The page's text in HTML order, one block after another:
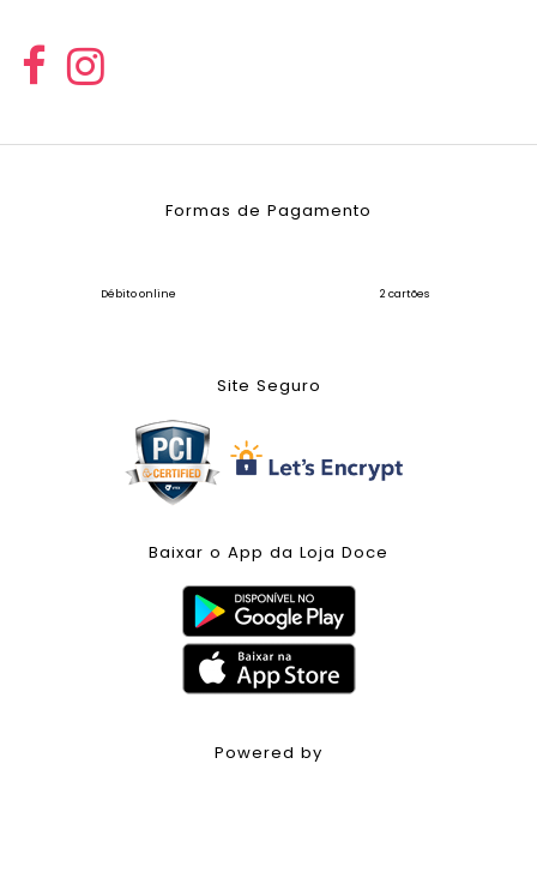
Formas de Pagamento
Débito online 2 cartões
Site Seguro
Baixar o App da Loja Doce
Powered by